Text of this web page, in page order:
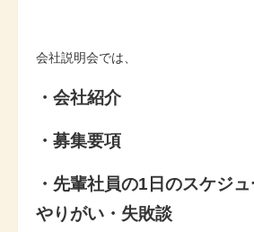
会社説明会では、
・会社紹介
・募集要項
・先輩社員の1日のスケジ
やりがい・失敗談